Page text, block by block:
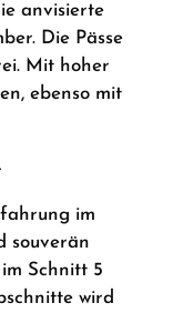
anvisierte
Die Pässe
Mit hoher
ebenso mit
im
souverän
Schnitt 5
wird